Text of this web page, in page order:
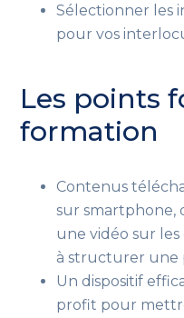
Sélectionner les
pour vos
Les points
formation
Contenus
sur smartphone,
une vidéo sur
à structurer une
Un dispositif
profit pour